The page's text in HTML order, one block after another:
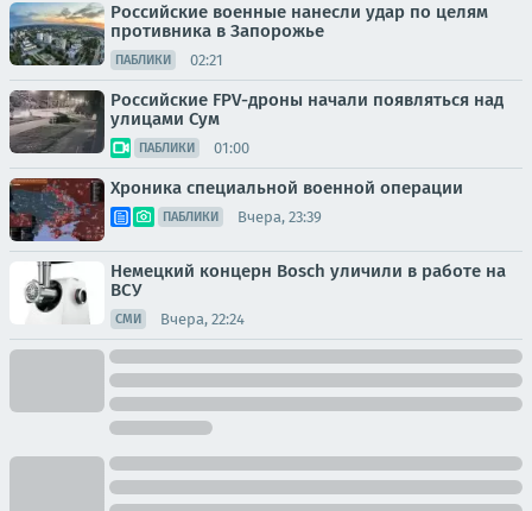
Российские военные нанесли удар по целям
противника в Запорожье
ПАБЛИКИ 02:21
Российские FPV-дроны начали появляться над
улицами Сум
ПАБЛИКИ 01:00
Хроника специальной военной операции
ПАБЛИКИ Вчера, 23:39
Немецкий концерн Bosch уличили в работе на
ВСУ
СМИ Вчера, 22:24